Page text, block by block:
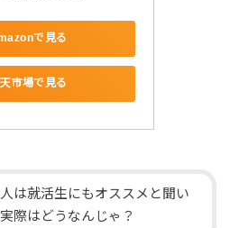
で見る
市場で見る
は就活生にもオススメと聞い
際はどうなんじゃ？